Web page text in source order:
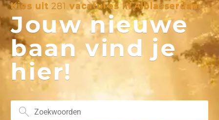
Kies uit281 vacatures in Alblasserdam
Jouw nieuwe
baan vind je
hier!